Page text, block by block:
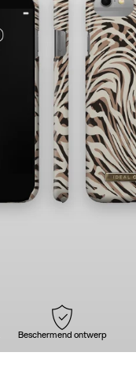
Beschermend ontwerp